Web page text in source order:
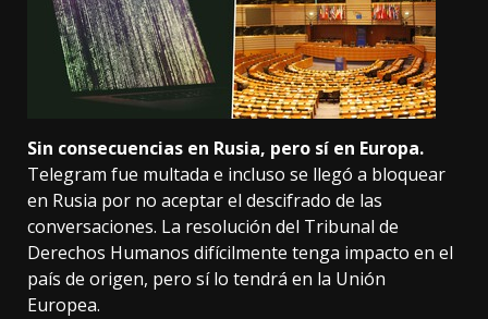
Sin consecuencias en Rusia, pero sí en Europa.
Telegram fue multada e incluso se llegó a bloquear
en Rusia por no aceptar el descifrado de las
conversaciones. La resolución del Tribunal de
Derechos Humanos difícilmente tenga impacto en el
país de origen, pero sí lo tendrá en la Unión
Europea.